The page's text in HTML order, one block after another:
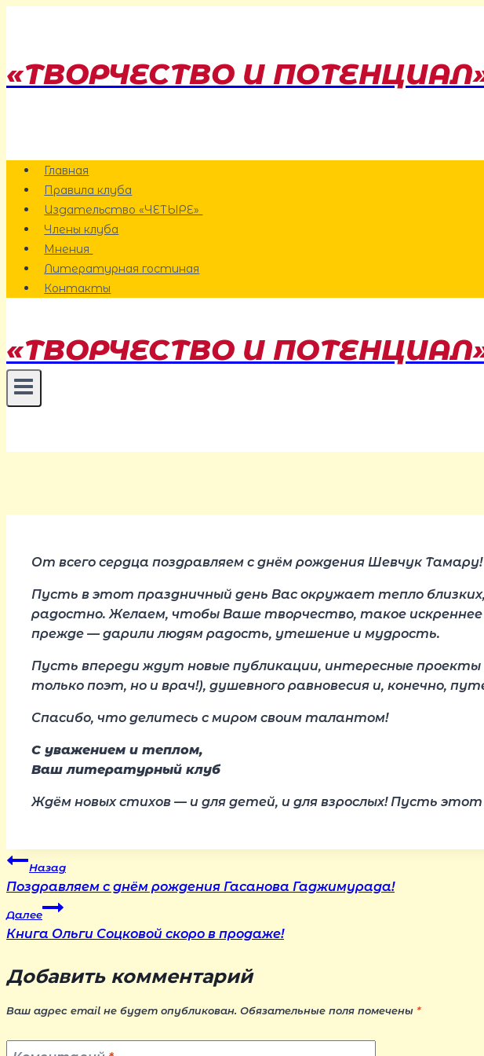
«ТВОРЧЕСТВО И
Главная
Правила клуба
Издательство «ЧЕТЫРЕ»
Члены клуба
Мнения
Литературная гостиная
Контакты
«ТВОРЧЕСТВО И
От всего сердца поздравляем с днём рождения Шевчук Тамару!
Пусть в этот праздничный день Вас окружает тепло
радостно. Желаем, чтобы Ваше творчество, такое
прежде — дарили людям радость, утешение и мудрость.
Пусть впереди ждут новые публикации, интересные проекты
только поэт, но и врач!), душевного равновесия и, конечно,
Спасибо, что делитесь с миром своим талантом!
С уважением и теплом,
Ваш литературный клуб
Ждём новых стихов — и для детей, и для взрослых! Пусть
Навигация
по
Назад
Поздравляем с днём рождения Гасанова Гаджимурада!
Далее
Книга Ольги Соцковой скоро в продаже!
Добавить комментарий
Ваш адрес email не будет опубликован. Обязательные поля помечены *